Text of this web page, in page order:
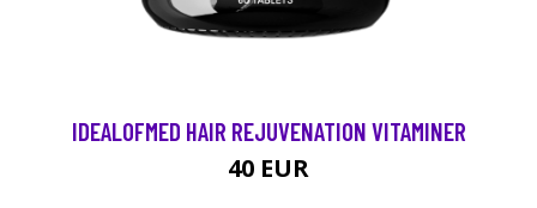
IDEALOFMED HAIR REJUVENATION VITAMINER
40 EUR